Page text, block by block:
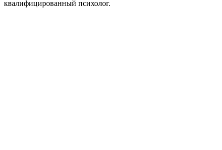
квалифицированный психолог.